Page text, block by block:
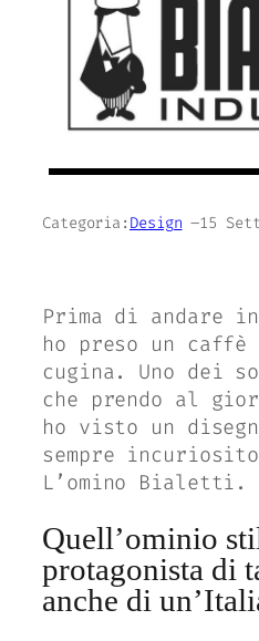
Categoria: Design –15
Prima di andare in
ho preso un caffè
cugina. Uno dei
che prendo al
ho visto un
sempre
L’omino Bialetti.
Quell’ominio
protagonista di
anche di